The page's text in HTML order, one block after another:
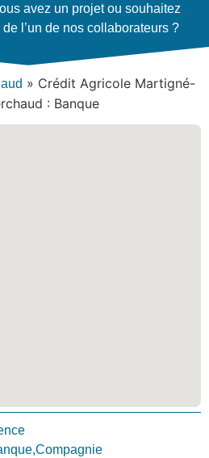
avez un projet ou souhaitez
l’un de nos collaborateurs ?
» Crédit Agricole Martigné-
: Banque